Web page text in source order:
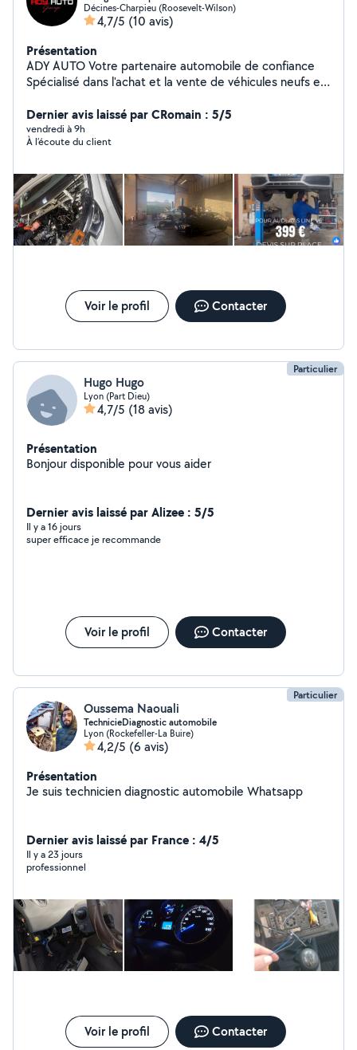
Décines-Charpieu (Roosevelt-Wilson)
4,7/5 (10 avis)
Présentation
ADY AUTO Votre partenaire automobile de confiance
Spécialisé dans l'achat et la vente de véhicules neufs et
pour toutes vos prestations en : Mécanique générale
Carrosserie peinture ️ Diagnostic et réparation toutes
marques Entretien complet de votre véhicule Notre
savoir-faire à votre service pour vous garantir des
interventions rapides, fiables et au meilleur prix. Que ce
soit pour l'achat, la vente ou l'entretien de votre voiture,
nous vous proposons un service sérieux et de qualité.
ADY AUTO 641434292
Dernier avis laissé par CRomain : 5/5
vendredi à 9h
À l’écoute du client
Voir le profil Contacter
Particulier
Hugo Hugo
Lyon (Part Dieu)
4,7/5 (18 avis)
Présentation
Bonjour disponible pour vous aider
Dernier avis laissé par Alizee : 5/5
Il y a 16 jours
super efficace je recommande
Voir le profil Contacter
Particulier
Oussema Naouali
TechnicieDiagnostic automobile
Lyon (Rockefeller-La Buire)
4,2/5 (6 avis)
Présentation
Je suis technicien diagnostic automobile Whatsapp
Dernier avis laissé par France : 4/5
Il y a 23 jours
professionnel
Voir le profil Contacter